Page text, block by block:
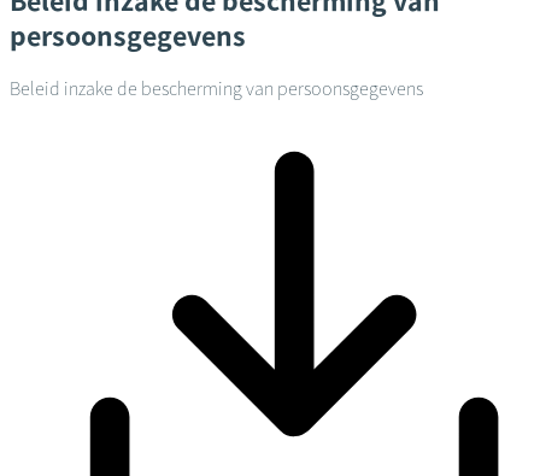
persoonsgegevens
Beleid inzake de bescherming van persoonsgegevens